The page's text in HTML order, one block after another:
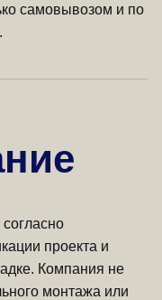
самовывозом и по
проекта и
Компания не
монтажа или